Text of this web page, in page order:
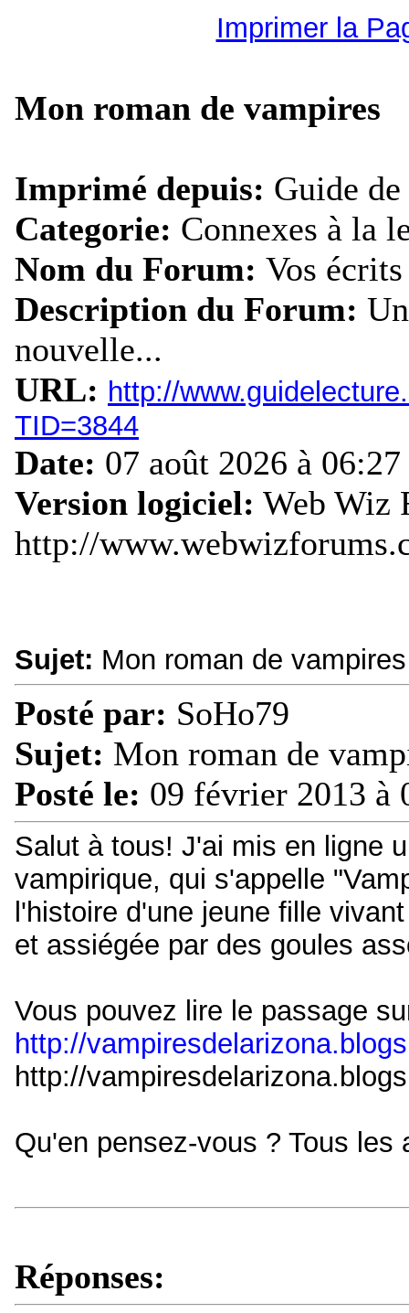
Imprimer la
Mon roman de vampires
Imprimé depuis: Guide
Categorie: Connexes à la
Nom du Forum: Vos écrits
Description du Forum:
nouvelle...
URL: http://
TID=3844
Date: 07 août 2026 à 06:27
Version logiciel: Web Wiz
http://
Sujet: Mon roman de vampires
Posté par: SoHo79
Sujet: Mon roman de
Posté le: 09 février 2013 à
Salut à tous! J'ai mis en ligne
vampirique, qui s'appelle
l'histoire d'une jeune fille
et assiégée par des goules
Vous pouvez lire le passage
http://
http://
Qu'en pensez-vous ? Tous
Réponses: